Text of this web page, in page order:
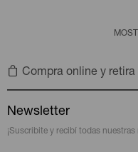
Compra online y
Newsletter
¡Suscribite y recibí todas nuestras